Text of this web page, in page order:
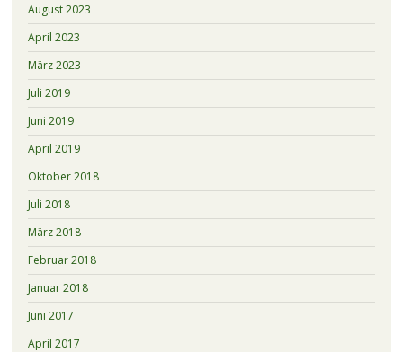
August 2023
April 2023
März 2023
Juli 2019
Juni 2019
April 2019
Oktober 2018
Juli 2018
März 2018
Februar 2018
Januar 2018
Juni 2017
April 2017